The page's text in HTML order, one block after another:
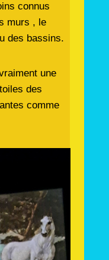
connus
murs , le
des bassins.
une
des
comme